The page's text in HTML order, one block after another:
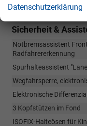
Sicherheit &
Notbremsassistent
Radfahrererkennung
Spurhalteassistent
Wegfahrsperre,
Elektronische
3 Kopfstützen im Fond
ISOFIX-Halteösen für
Datenschutzerklärung